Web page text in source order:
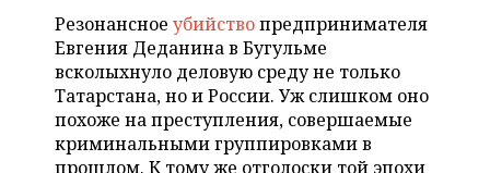
КОРОЛИ ГОСЗАКАЗА ПФО
ВУЗЫ ТАТАРСТАНА
КОМУ ПРИНАДЛЕЖАТ
ТОРГОВЫЕ ЦЕНТРЫ
ТАТАРСТАНА
ФИНАНСЫ
БЮДЖЕТ
ИНВЕСТИЦИИ
НОВОСТИ
ПРОМЫШЛЕННОСТИ
АГРОПРОМ
МАШИНОСТРОЕНИЕ
НЕДВИЖИМОСТЬ
НОВОСТИ НЕДВИЖИМОСТИ
АВТО
НОВОСТИ АВТО
БИЗНЕС
НОВОСТИ БИЗНЕСА
ТЕХНОЛОГИИ
Резонансное убийствопредпринимателя
Евгения Деданина в Бугульме
всколыхнуло деловую среду не только
Татарстана, но и России. Уж слишком оно
похоже на преступления, совершаемые
криминальными группировками в
прошлом. К тому же отголоски той эпохи